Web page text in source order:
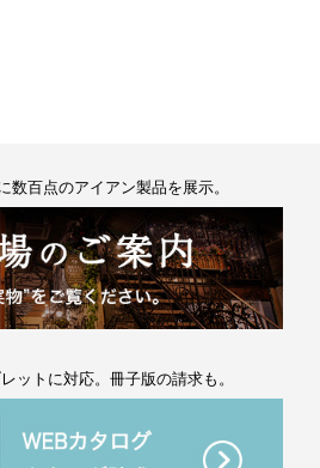
数百点のアイアン製品を展示。
ットに対応。冊子版の請求も。